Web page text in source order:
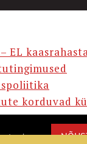
EL
korduvad